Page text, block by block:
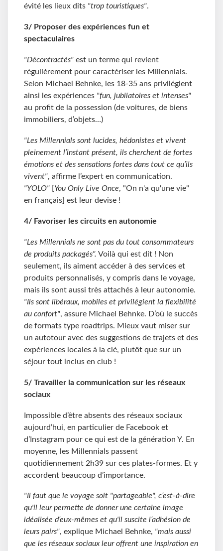
évité les lieux dits "trop touristiques".
3/ Proposer des expériences fun et
spectaculaires
"Décontractés" est un terme qui revient
régulièrement pour caractériser les Millennials.
Selon Michael Behnke, les 18-35 ans privilégient
ainsi les expériences "fun, jubilatoires et intenses"
au profit de la possession (de voitures, de biens
immobiliers, d’objets…)
"Les Millennials sont lucides, hédonistes et vivent
pleinement l’instant présent, ils cherchent de fortes
émotions et des sensations fortes dans tout ce qu’ils
vivent", affirme l’expert en communication.
"YOLO" [You Only Live Once, "On n'a qu'une vie"
en français] est leur devise !
4/ Favoriser l es circuits en autonomie
"Les Millennials ne sont pas du tout consommateurs
de produits packagés". Voilà qui est dit ! Non
seulement, ils aiment accéder à des services et
produits personnalisés, y compris dans le voyage,
mais ils sont aussi très attachés à leur autonomie.
"Ils sont libéraux, mobiles et privilégient la flexibilité
au confort", assure Michael Behnke. D’où le succès
de formats type roadtrips. Mieux vaut miser sur
un autotour avec des suggestions de trajets et des
expériences locales à la clé, plutôt que sur un
séjour tout inclus en club !
5/ Travailler la communication sur les réseaux
sociaux
Impossible d’être absents des réseaux sociaux
aujourd’hui, en particulier de Facebook et
d’Instagram pour ce qui est de la génération Y. En
moyenne, les Millennials passent
quotidiennement 2h39 sur ces plates-formes. Et y
accordent beaucoup d’importance.
"Il faut que le voyage soit "partageable", c’est-à-dire
qu'il leur permette de donner une certaine image
idéalisée d’eux-mêmes et qu'il suscite l’adhésion de
leurs pairs", explique Michael Behnke, "mais aussi
que les réseaux sociaux leur offrent une inspiration en